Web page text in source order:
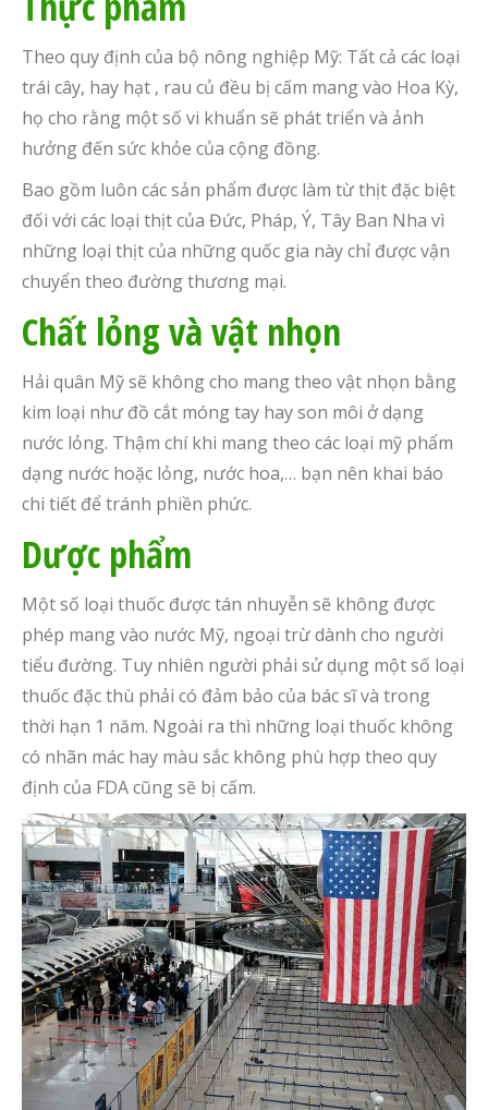
Theo quy định của bộ nông nghiệp Mỹ: Tất cả các loại
trái cây, hay hạt , rau củ đều bị cấm mang vào Hoa Kỳ,
họ cho rằng một số vi khuẩn sẽ phát triển và ảnh
hưởng đến sức khỏe của cộng đồng.
Bao gồm luôn các sản phẩm được làm từ thịt đặc biệt
đối với các loại thịt của Đức, Pháp, Ý, Tây Ban Nha vì
những loại thịt của những quốc gia này chỉ được vận
chuyển theo đường thương mại.
Chất lỏng và vật nhọn
Hải quân Mỹ sẽ không cho mang theo vật nhọn bằng
kim loại như đồ cắt móng tay hay son môi ở dạng
nước lỏng. Thậm chí khi mang theo các loại mỹ phẩm
dạng nước hoặc lỏng, nước hoa,… bạn nên khai báo
chi tiết để tránh phiền phức.
Dược phẩm
Một số loại thuốc được tán nhuyễn sẽ không được
phép mang vào nước Mỹ, ngoại trừ dành cho người
tiểu đường. Tuy nhiên người phải sử dụng một số loại
thuốc đặc thù phải có đảm bảo của bác sĩ và trong
thời hạn 1 năm. Ngoài ra thì những loại thuốc không
có nhãn mác hay màu sắc không phù hợp theo quy
định của FDA cũng sẽ bị cấm.